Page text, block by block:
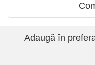
Adaugă în